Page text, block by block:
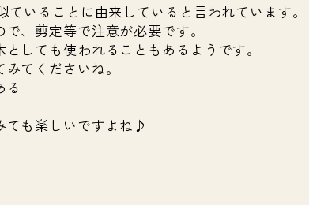
ていることに由来していると言われています。
、剪定等で注意が必要です。
しても使われることもあるようです。
てくださいね。
る
ても楽しいですよね♪